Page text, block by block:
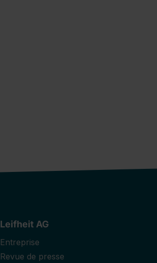
Leifheit AG
Entreprise
Revue de presse